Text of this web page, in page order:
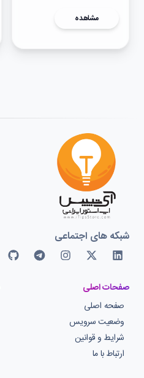
مشاهده
شبکه های اجتماعی
صفحات اصلی
صفحه اصلی
وضعیت سرویس
شرایط و قوانین
ارتباط با ما